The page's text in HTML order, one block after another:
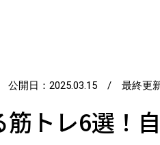
公開日：2025.03.15 / 最終更新
筋トレ6選！